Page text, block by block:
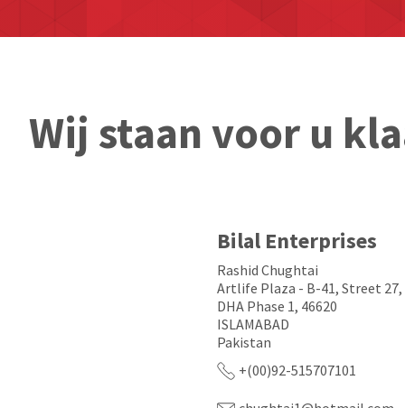
Wij staan voor u
Bilal Enterprises
Rashid Chughtai
Artlife Plaza - B-41, Street 27,
DHA Phase 1, 46620
ISLAMABAD
Pakistan
+(00)92-515707101